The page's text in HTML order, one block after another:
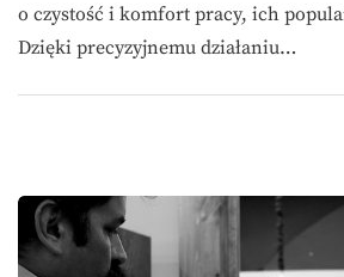
o czystość i komfort pracy, ich
Dzięki precyzyjnemu działaniu…